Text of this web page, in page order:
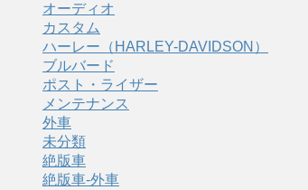
オーディオ
カスタム
ハーレー（HARLEY-DAVIDSON）
ブルバード
ポスト・ライザー
メンテナンス
外車
未分類
絶版車
絶版車-外車